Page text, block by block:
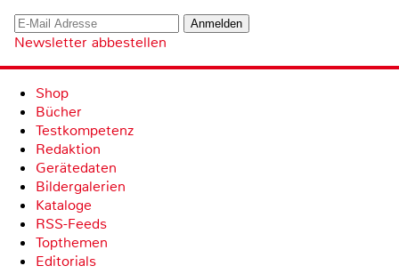
Newsletter abbestellen
Shop
Bücher
Testkompetenz
Redaktion
Gerätedaten
Bildergalerien
Kataloge
RSS-Feeds
Topthemen
Editorials